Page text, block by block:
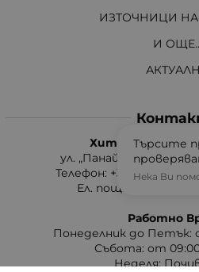
ИЗТОЧНИЦИ НА
И
Хит
ул. „Панайот Хитов“
Телефон: +359 96 304 314
Ел. поща:
Работно
Понеделник до Петък:
Събота: от 09:00
Неделя:
Търсите
Нека Ви